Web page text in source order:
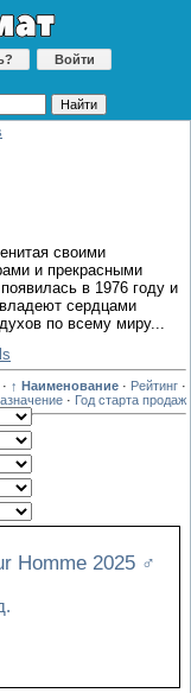
Войти
своими
и прекрасными
появилась в 1976 году и
сердцами
по всему миру...
· ↑ Наименование · Рейтинг ·
· Год старта продаж
Homme 2025 ♂